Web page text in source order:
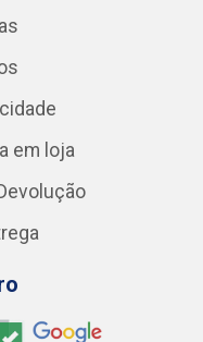
em loja